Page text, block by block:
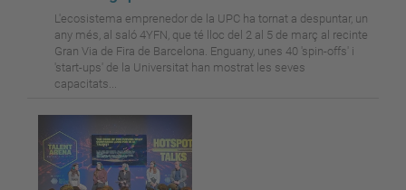
L'ecosistema emprenedor de la UPC ha tornat a despuntar, un
any més, al saló 4YFN, que té lloc del 2 al 5 de març al recinte
Gran Via de Fira de Barcelona. Enguany, unes 40 'spin-offs' i
'start-ups' de la Universitat han mostrat les seves
capacitats...